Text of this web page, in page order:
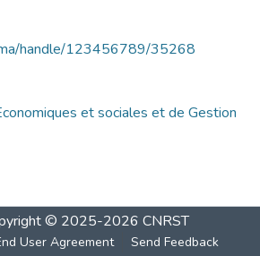
handle/123456789/35268
et sociales et de Gestion
© 2025-2026 CNRST
User Agreement Send Feedback